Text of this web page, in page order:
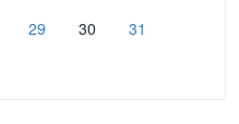
29 30 31